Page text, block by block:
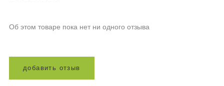
Об этом товаре пока нет ни одного отзыва
доба вит ь отз ыв